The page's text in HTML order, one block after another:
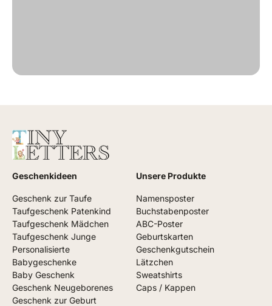
Geschenkideen
Geschenk zur Taufe
Taufgeschenk Patenkind
Taufgeschenk Mädchen
Taufgeschenk Junge
Personalisierte
Babygeschenke
Baby Geschenk
Geschenk Neugeborenes
Geschenk zur Geburt
Unsere Produkte
Namensposter
Buchstabenposter
ABC-Poster
Geburtskarten
Geschenkgutschein
Lätzchen
Sweatshirts
Caps / Kappen